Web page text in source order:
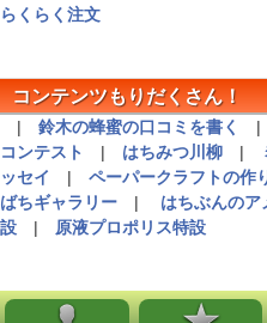
らくらく注文
コンテンツもりだくさん！
| 鈴木の蜂蜜の口コミを書く |
コンテスト
| はちみつ川柳 |
ッセイ
| ペーパークラフトの作
ばちギャラリー | はちぶんのア
設 | 原液プロポリス特設